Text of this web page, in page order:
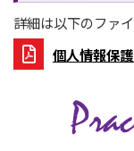
詳細は以下のファ
個人情報保